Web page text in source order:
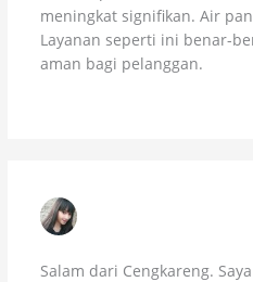
meningkat signifikan. Air
Layanan seperti ini benar-
aman bagi pelanggan.
Salam dari Cengkareng.